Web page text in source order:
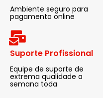
Ambiente seguro para
pagamento online
Suporte Profissional
Equipe de suporte de
extrema qualidade a
semana toda